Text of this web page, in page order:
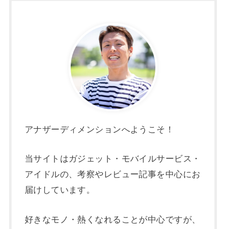
アナザーディメンションへようこそ！
当サイトはガジェット・モバイルサービス・
アイドルの、考察やレビュー記事を中心にお
届けしています。
好きなモノ・熱くなれることが中心ですが、